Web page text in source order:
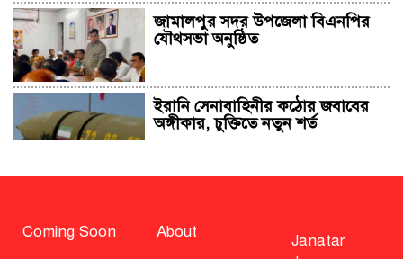
জামালপুর সদর উপজেলা বিএনপির
যৌথসভা অনুষ্ঠিত
ইরানি সেনাবাহিনীর কঠোর জবাবের
অঙ্গীকার, চুক্তিতে নতুন শর্ত
Coming Soon About
Janatar